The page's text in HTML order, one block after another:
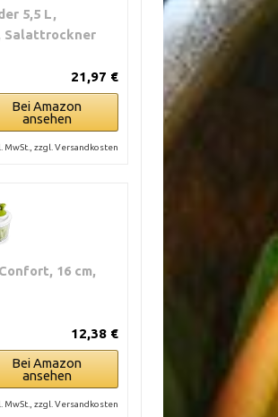
5,5 L,
Salattrockner
21,97 €
Bei Amazon
ansehen
MwSt., zzgl. Versandkosten
16 cm,
12,38 €
Bei Amazon
ansehen
MwSt., zzgl. Versandkosten